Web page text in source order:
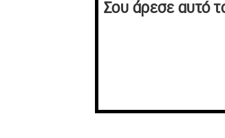
Σου άρεσε αυτό